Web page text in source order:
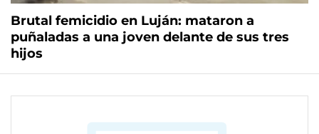
Brutal femicidio en Luján: mataron a
puñaladas a una joven delante de sus tres
hijos